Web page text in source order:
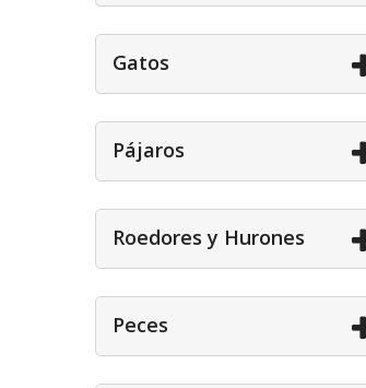
Gatos
Pájaros
Roedores y Hurones
Peces